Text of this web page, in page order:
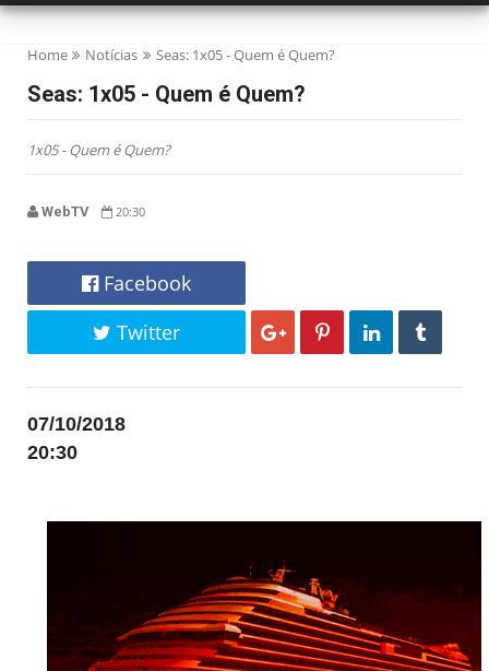
Home Notícias Seas: 1x05 - Quem é Quem?
Seas: 1x05 - Quem é Quem?
1x05 - Quem é Quem?
WebTV 20:30
Facebook
Twitter
07/10/2018
20:30